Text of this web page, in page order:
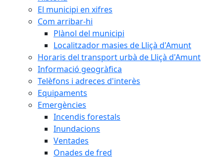
El municipi en xifres
Com arribar-hi
Plànol del municipi
Localitzador masies de Lliçà d'Amunt
Horaris del transport urbà de Lliçà d'Amunt
Informació geogràfica
Telèfons i adreces d'interès
Equipaments
Emergències
Incendis forestals
Inundacions
Ventades
Onades de fred